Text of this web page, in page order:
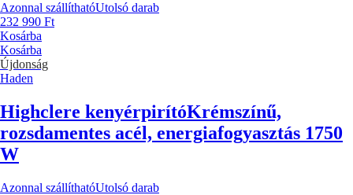
Azonnal szállíthatóUtolsó darab
232 990 Ft
Kosárba
Kosárba
Újdonság
Haden
Highclere kenyérpirítóKrémszínű,
rozsdamentes acél, energiafogyasztás 1750
W
Azonnal szállíthatóUtolsó darab